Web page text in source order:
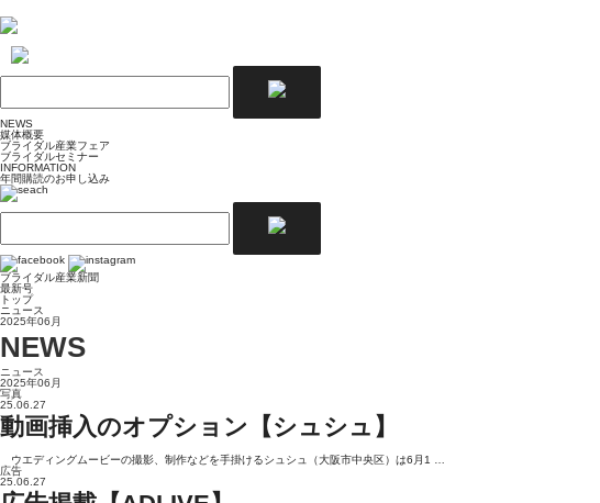
NEWS
媒体概要
ブライダル産業フェア
ブライダルセミナー
INFORMATION
年間購読のお申し込み
ブライダル産業新聞
最新号
トップ
ニュース
2025年06月
NEWS
ニュース
2025年06月
写真
25.06.27
動画挿入のオプション【シュシュ】
ウエディングムービーの撮影、制作などを手掛けるシュシュ（大阪市中央区）は6月1 …
広告
25.06.27